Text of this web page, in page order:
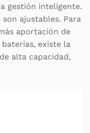
gestión inteligente.
ajustables. Para
aportación de
existe la
alta capacidad,